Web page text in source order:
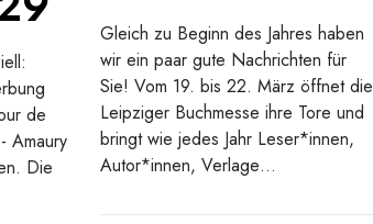
de
Amaury
Die
s
s
e
2
0
2
Gleich zu Beginn des Jahres haben
wir ein paar gute Nachrichten für
Sie! Vom 19. bis 22. März öffnet die
Leipziger Buchmesse ihre Tore und
bringt wie jedes Jahr Leser*innen,
Autor*innen, Verlage…